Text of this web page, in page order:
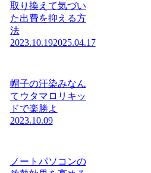
取り換えて気づい
た出費を抑える方
法
2023.10.192025.04.17
帽子の汗染みなん
てウタマロリキッ
ドで楽勝よ
2023.10.09
ノートパソコンの